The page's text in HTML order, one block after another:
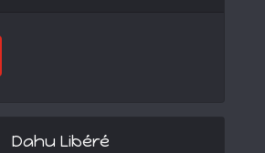
Dahu Libéré